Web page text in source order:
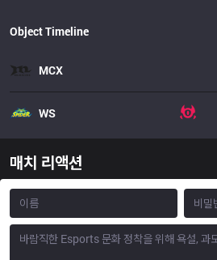
Object Timeline
MCX
WS
매치 리액션